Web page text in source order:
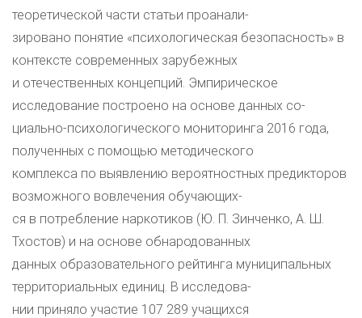
теоретической части статьи проанали-
зировано понятие «психологическая безопасность» в
контексте современных зарубежных
и отечественных концепций. Эмпирическое
исследование построено на основе данных со-
циально-психологического мониторинга 2016 года,
полученных с помощью методического
комплекса по выявлению вероятностных предикторов
возможного вовлечения обучающих-
ся в потребление наркотиков (Ю. П. Зинченко, А. Ш.
Тхостов) и на основе обнародованных
данных образовательного рейтинга муниципальных
территориальных единиц. В исследова-
нии приняло участие 107 289 учащихся